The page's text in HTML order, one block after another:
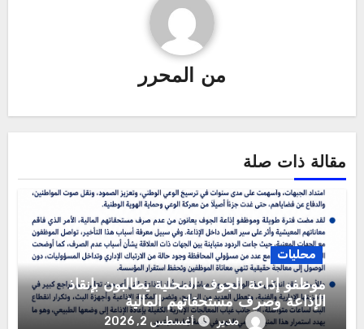
من المحرر
مقالة ذات صلة
محليات
موظفو إذاعة الجوف المحلية يطالبون بإنقاذ
الإذاعة وصرف مستحقاتهم المالية
مدير أغسطس 2, 2026